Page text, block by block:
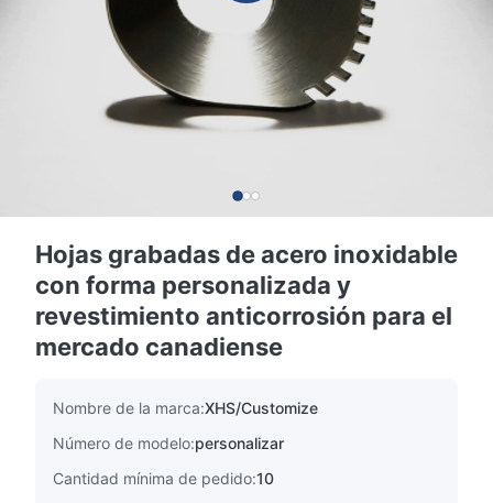
Hojas grabadas de acero inoxidable
con forma personalizada y
revestimiento anticorrosión para el
mercado canadiense
Nombre de la marca:XHS/Customize
Número de modelo:personalizar
Cantidad mínima de pedido:10